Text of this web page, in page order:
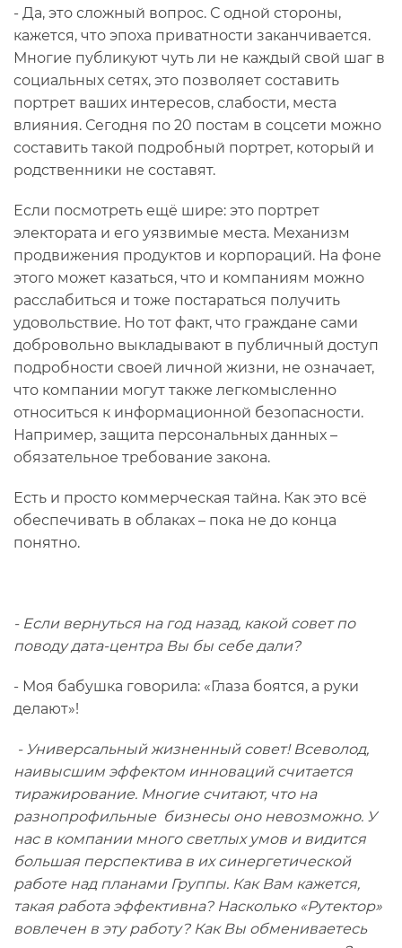
- Да, это сложный вопрос. С одной стороны,
кажется, что эпоха приватности заканчивается.
Многие публикуют чуть ли не каждый свой шаг в
социальных сетях, это позволяет составить
портрет ваших интересов, слабости, места
влияния. Сегодня по 20 постам в соцсети можно
составить такой подробный портрет, который и
родственники не составят.
Если посмотреть ещё шире: это портрет
электората и его уязвимые места. Механизм
продвижения продуктов и корпораций. На фоне
этого может казаться, что и компаниям можно
расслабиться и тоже постараться получить
удовольствие. Но тот факт, что граждане сами
добровольно выкладывают в публичный доступ
подробности своей личной жизни, не означает,
что компании могут также легкомысленно
относиться к информационной безопасности.
Например, защита персональных данных –
обязательное требование закона.
Есть и просто коммерческая тайна. Как это всё
обеспечивать в облаках – пока не до конца
понятно.
- Если вернуться на год назад, какой совет по
поводу дата-центра Вы бы себе дали?
- Моя бабушка говорила: «Глаза боятся, а руки
делают»!
- Универсальный жизненный совет! Всеволод,
наивысшим эффектом инноваций считается
тиражирование. Многие считают, что на
разнопрофильные бизнесы оно невозможно. У
нас в компании много светлых умов и видится
большая перспектива в их синергетической
работе над планами Группы. Как Вам кажется,
такая работа эффективна? Насколько «Рутектор»
вовлечен в эту работу? Как Вы обмениваетесь